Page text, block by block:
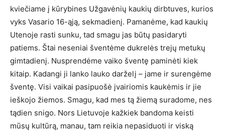
kviečiame į kūrybines Užgavėnių kaukių dirbtuves, kurios
vyks Vasario 16-ąją, sekmadienį. Pamanėme, kad kaukių
Utenoje rasti sunku, tad smagu jas būtų pasidaryti
patiems. Štai neseniai šventėme dukrelės trejų metukų
gimtadienį. Nusprendėme vaiko šventę paminėti kiek
kitaip. Kadangi ji lanko lauko darželį – jame ir surengėme
šventę. Visi vaikai pasipuošė įvairiomis kaukėmis ir jie
ieškojo žiemos. Smagu, kad mes tą žiemą suradome, nes
tądien snigo. Nors Lietuvoje kažkiek bandoma keisti
mūsų kultūrą, manau, tam reikia nepasiduoti ir viską